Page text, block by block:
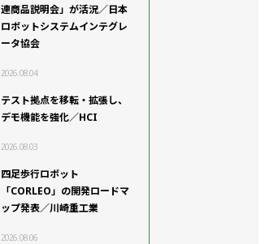
連商品説明会」が活況／日本
ロボットシステムインテグレ
ータ協会
2026.08.04
テスト拠点を移転・拡張し、
デモ機能を強化／HCI
2026.08.03
四足歩行ロボット
「CORLEO」の開発ロードマ
ップ発表／川崎重工業
2026.08.06